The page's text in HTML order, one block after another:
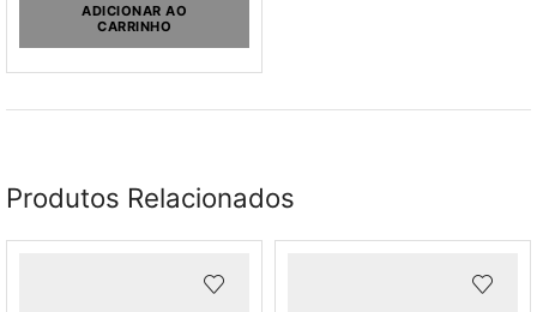
ADICIONAR AO
CARRINHO
Produtos Relacionados